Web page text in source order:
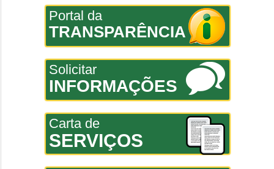
Portal da
TRANSPARÊNCIA
Solicitar
INFORMAÇÕES
Carta de
SERVIÇOS